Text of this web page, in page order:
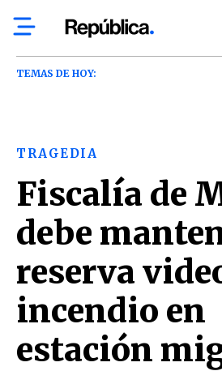
TEMAS DE HOY:
TRAGEDIA
Fiscalía de
debe
reserva
incendio en
estación